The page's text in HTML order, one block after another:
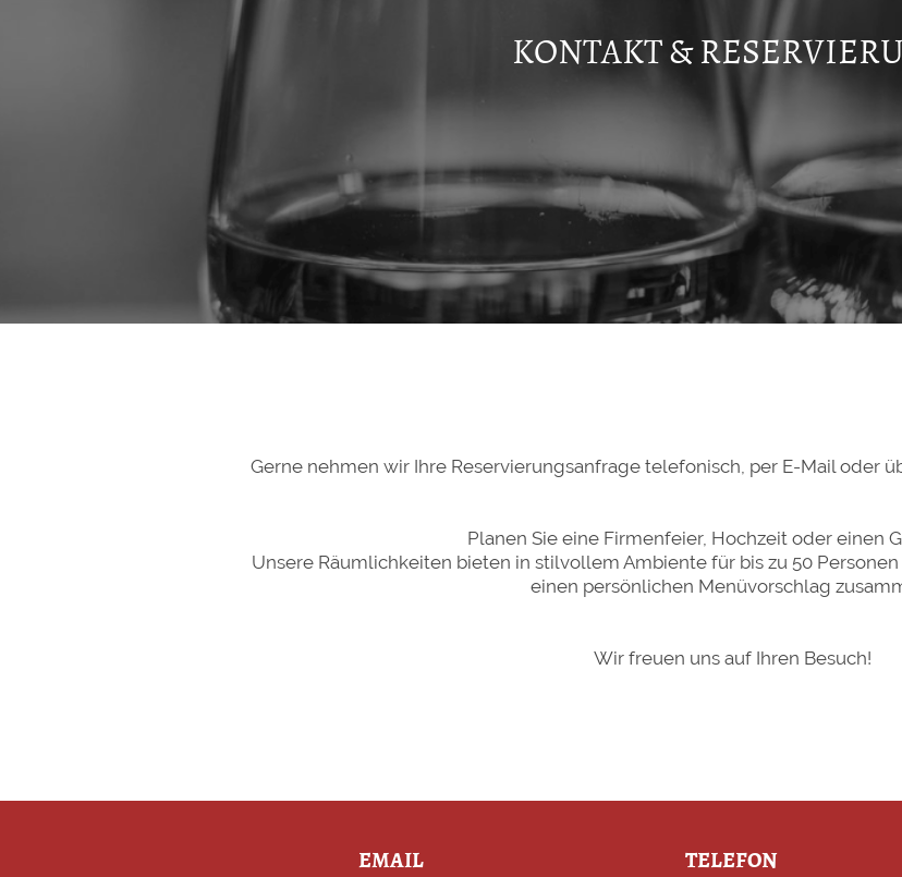
KONTAKT &
Gerne nehmen wir Ihre Reservierungsanfrage telefonisch, per E-Mail oder
Planen Sie eine Firmenfeier, Hochzeit oder einen
Unsere Räumlichkeiten bieten in stilvollem Ambiente für bis zu 50
einen persönlichen Menüvorschlag
Wir freuen uns auf Ihren Besuch!
EMAIL TELEFON